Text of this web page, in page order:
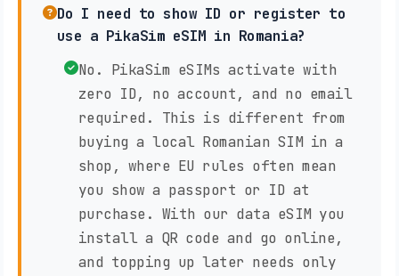
Do I need to show ID or register to
use a PikaSim eSIM in Romania?
No. PikaSim eSIMs activate with
zero ID, no account, and no email
required. This is different from
buying a local Romanian SIM in a
shop, where EU rules often mean
you show a passport or ID at
purchase. With our data eSIM you
install a QR code and go online,
and topping up later needs only